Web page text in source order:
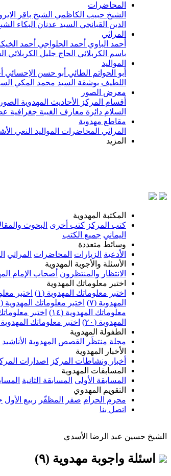
المحاضرات
الشيخ حبيب الكاظمي الشيخ باقر
الدين القبانجي السيد عدنان البكاء
المراثي
أحمد الباوي أحمد الحلواجي أحمد
باسم الكربلائي الحاج جليل الكربلائي
المواليد
أبو الحواتم الطائي أبو حسن الإحسائي
اللطيف بوشقة السيد محمد المكي
معرض الصور
أقسام المركز
الأحاديث المهدوية
السلام دائرة معارف الغيبة جغرافية
مقاطع مهدوية
المراثي المحاضرات المواليد النعي
المزيد
المكتبة المهدوية
كتب المركز كتب أخرى البحوث
اليماني جميع الكتب
وسائط متعددة
الأدعية الزيارات المحاضرات المراثي
الأسئلة والأجوبة المهدوية
الانتظار والمنتظرون أصحاب الإمام
اختبر معلوماتك المهدوية
اختبر معلوماتك المهدوية (١)
اختبر
المهدوية (٧)
اختبر معلوماتك المهدوية (٨)
معلوماتك المهدوية (١٤)
اختبر
المهدوية (٢٠)
اختبر معلوماتك المهدوية
الطفولة المهدوية
مجلة منتظَر
القصص المهدوية
الأخبار المهدوية
أخبار ونشاطات المركز
اصدارات
المسابقات المهدوية
المسابقة الأولى المسابقة الثانية
التقويم المهدوي
محرم الحرام صفر المظفّر ربيع الأول
اتصل بنا
الشيخ حسين عبد الرضا الأسدي
اسئلة واجوبة مهدوية (٩)